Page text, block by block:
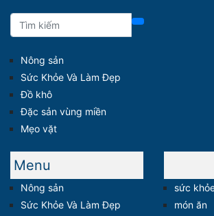
Nông sản
Sức Khỏe Và Làm Đẹp
Đồ khô
Đặc sản vùng miền
Mẹo vặt
Menu
Nông sản
Sức Khỏe Và Làm Đẹp
sức
món ăn